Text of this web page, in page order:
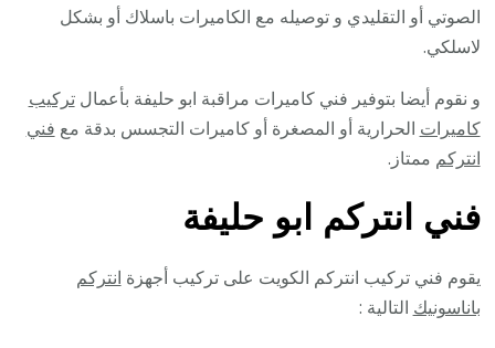
الصوتي أو التقليدي و توصيله مع الكاميرات باسلاك أو بشكل
لاسلكي.
و نقوم أيضا بتوفير فني كاميرات مراقبة ابو حليفة بأعمالتركيب
كاميرات الحرارية أو المصغرة أو كاميرات التجسس بدقة مع فني
انتركم ممتاز.
فني انتركم ابو حليفة
يقوم فني تركيب انتركم الكويت على تركيب أجهزة انتركم
باناسونيك التالية :